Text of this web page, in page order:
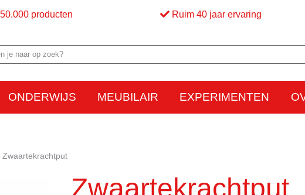
producten Ruim 40 jaar ervaring
ONDERWIJS MEUBILAIR EXPERIMENTEN
Zwaartekrachtput
Zwaartekrachtput